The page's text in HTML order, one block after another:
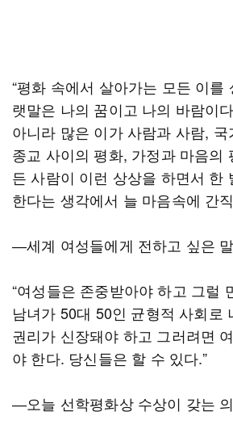
“평화 속에서 살아가는 모든 이를
랫말은 나의 꿈이고 나의 바람이
아니라 많은 이가 사람과 사람,
종교 사이의 평화, 가정과 마음의
든 사람이 이런 상상을 하면서 한
한다는 생각에서 늘 마음속에 간
―세계 여성들에게 전하고 싶은
“여성들은 존중받아야 하고 그럴
남녀가 50대 50인 균형적 사회로
권리가 신장돼야 하고 그러려면
야 한다. 당신들은 할 수 있다.”
―오늘 선학평화상 수상이 갖는